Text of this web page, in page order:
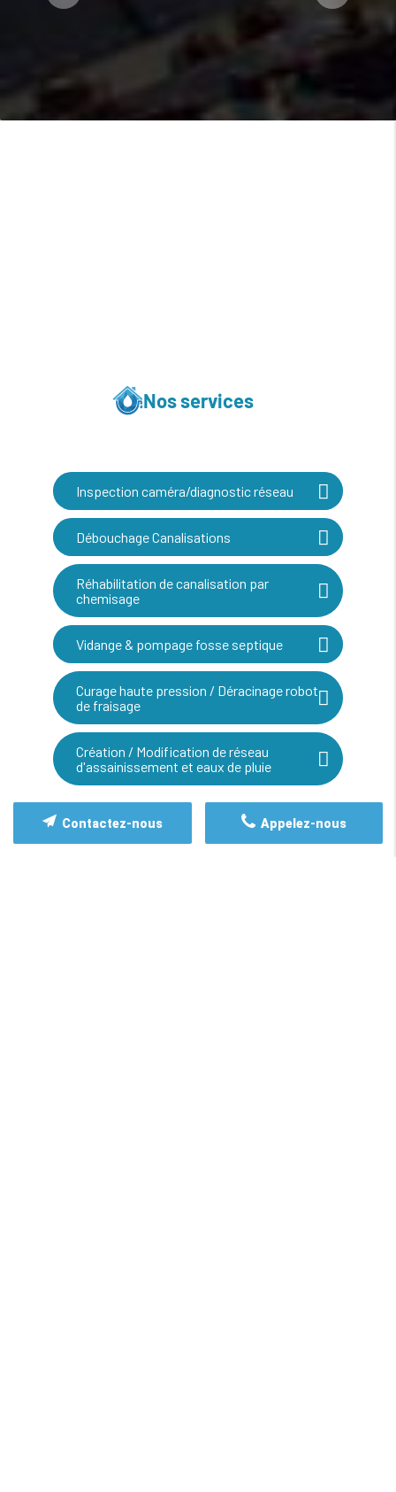
Nos services
Inspection caméra/diagnostic réseau
Débouchage Canalisations
Réhabilitation de canalisation par
chemisage
Vidange & pompage fosse septique
Curage haute pression / Déracinage robot
de fraisage
Création / Modification de réseau
d'assainissement et eaux de pluie
Appelez-nous
Contactez-nous